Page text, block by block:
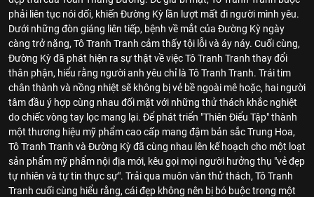
phải liên tục nói dối, khiến Đường Kỳ lần lượt mất đi người mình yêu.
Dưới những đòn giáng liên tiếp, bệnh về mắt của Đường Kỳ ngày
càng trở nặng, Tô Tranh Tranh cảm thấy tội lỗi và áy náy. Cuối cùng,
Đường Kỳ đã phát hiện ra sự thật về việc Tô Tranh Tranh thay đổi
thân phận, hiểu rằng người anh yêu chỉ là Tô Tranh Tranh. Trái tim
chân thành và nồng nhiệt sẽ không bị vẻ bề ngoài mê hoặc, hai người
tâm đầu ý hợp cùng nhau đối mặt với những thử thách khắc nghiệt
do chiếc vòng tay lọc mang lại. Để phát triển "Thiên Điểu Tập" thành
một thương hiệu mỹ phẩm cao cấp mang đậm bản sắc Trung Hoa,
Tô Tranh Tranh và Đường Kỳ đã cùng nhau lên kế hoạch cho một loạt
sản phẩm mỹ phẩm nội địa mới, kêu gọi mọi người hưởng thụ "vẻ đẹp
tự nhiên và tự tin thực sự". Trải qua muôn vàn thử thách, Tô Tranh
Tranh cuối cùng hiểu rằng, cái đẹp không nên bị bó buộc trong một